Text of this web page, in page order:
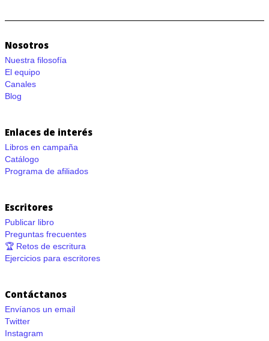
Nosotros
Nuestra filosofía
El equipo
Canales
Blog
Enlaces de interés
Libros en campaña
Catálogo
Programa de afiliados
Escritores
Publicar libro
Preguntas frecuentes
🏆 Retos de escritura
Ejercicios para escritores
Contáctanos
Envíanos un email
Twitter
Instagram